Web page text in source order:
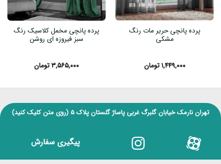
پرده پانچی حریر مات رنگ
مشکی
۱,۴۴۹,۰۰۰ تومان
پرده پانچی مخمل کلاسیک رنگ
سبز فیروزه ای روشن
۳,۵۶۵,۰۰۰تومان
تهران نارمک خیابان گلبرگ غربی پاساژ گلستان پلاک ۵ (روی متن کلیک کنید)
پیگیری سفارش